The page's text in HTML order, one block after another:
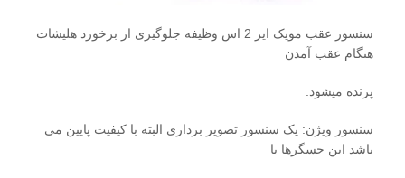
سنسور عقب مویک ایر 2 اس وظیفه جلوگیری از برخورد هلیشات
هنگام عقب آمدن
پرنده میشود.
سنسور ویژن: یک سنسور تصویر برداری البته با کیفیت پایین می
باشد این حسگرها با